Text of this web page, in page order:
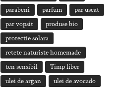
parabeni parfum par uscat
par vopsit produse bio
protectie solara
retete naturiste homemade
ten sensibil Timp liber
ulei de argan ulei de avocado